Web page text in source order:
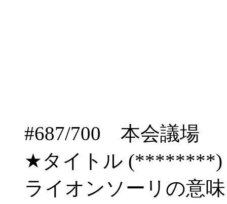
#687/700 本会議場
★タイトル (********)
ライオンソーリの意